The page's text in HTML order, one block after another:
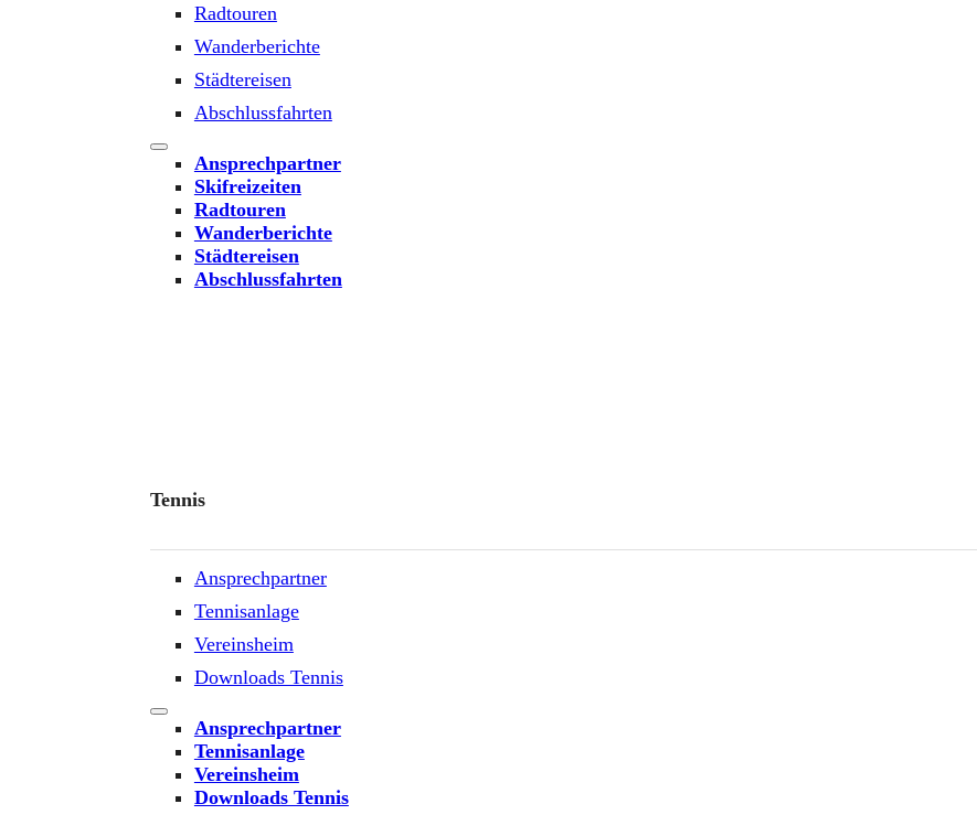
Radtouren
Wanderberichte
Städtereisen
Abschlussfahrten
Ansprechpartner
Skifreizeiten
Radtouren
Wanderberichte
Städtereisen
Abschlussfahrten
Tennis
Ansprechpartner
Tennisanlage
Vereinsheim
Downloads Tennis
Ansprechpartner
Tennisanlage
Vereinsheim
Downloads Tennis